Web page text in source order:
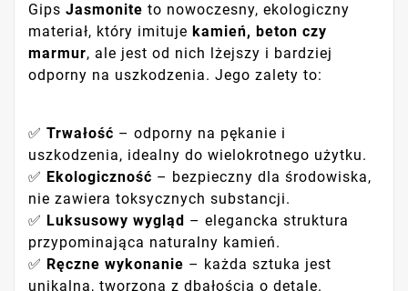
Gips Jasmonite to nowoczesny, ekologiczny
materiał, który imituje kamień, beton czy
marmur, ale jest od nich lżejszy i bardziej
odporny na uszkodzenia. Jego zalety to:
✅ Trwałość – odporny na pękanie i
uszkodzenia, idealny do wielokrotnego użytku.
✅ Ekologiczność – bezpieczny dla środowiska,
nie zawiera toksycznych substancji.
✅ Luksusowy wygląd – elegancka struktura
przypominająca naturalny kamień.
✅ Ręczne wykonanie – każda sztuka jest
unikalna, tworzona z dbałością o detale.